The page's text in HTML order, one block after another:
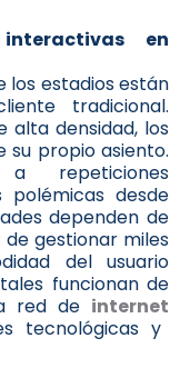
en
los estadios están
tradicional.
alta densidad, los
su propio asiento.
repeticiones
polémicas desde
dependen de
gestionar miles
del usuario
funcionan de
red de internet
tecnológicas y